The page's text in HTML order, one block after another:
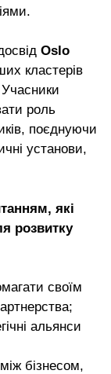
Oslo
кластерів
роль
поєднуючи
установи,
які
розвитку
своїм
альянси
бізнесом,